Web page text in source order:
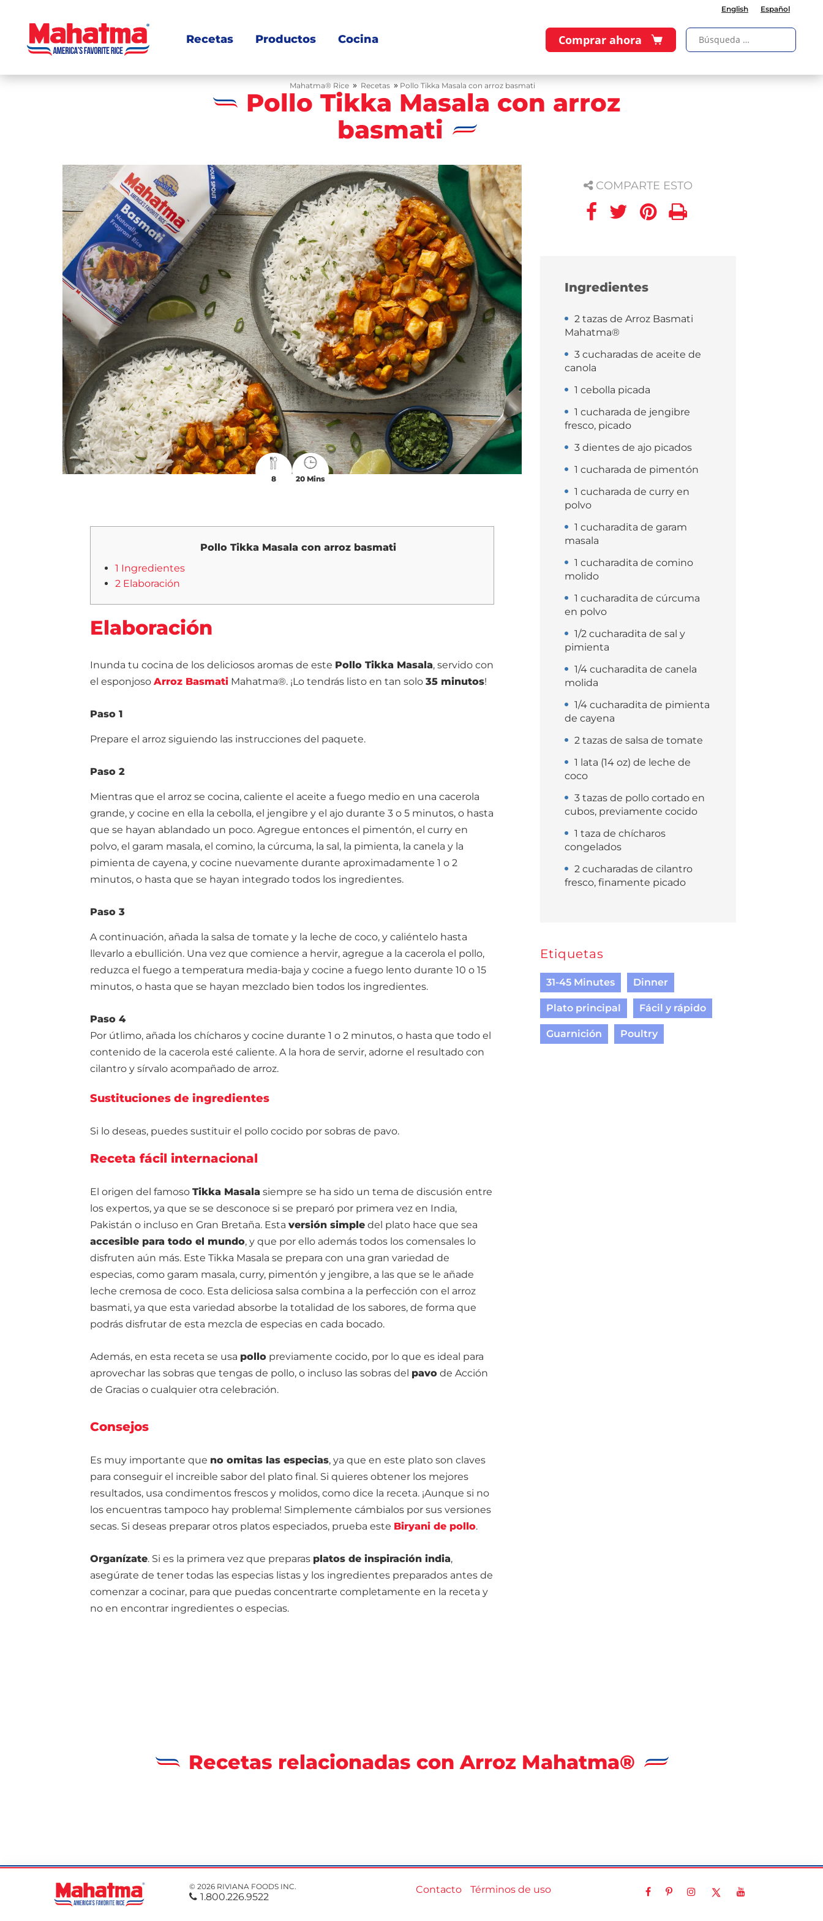
English Español
Recetas Productos Cocina Comprar ahora
Mahatma® Rice » Recetas » Pollo Tikka Masala con arroz basmati
Pollo Tikka Masala con arroz
basmati
8 20 Mins
COMPARTE ESTO
Ingredientes
2 tazas de Arroz Basmati
Mahatma®
3 cucharadas de aceite de
canola
1 cebolla picada
1 cucharada de jengibre
fresco, picado
3 dientes de ajo picados
1 cucharada de pimentón
1 cucharada de curry en
polvo
1 cucharadita de garam
masala
1 cucharadita de comino
molido
1 cucharadita de cúrcuma
en polvo
1/2 cucharadita de sal y
pimienta
1/4 cucharadita de canela
molida
1/4 cucharadita de pimienta
de cayena
2 tazas de salsa de tomate
1 lata (14 oz) de leche de
coco
3 tazas de pollo cortado en
cubos, previamente cocido
1 taza de chícharos
congelados
2 cucharadas de cilantro
fresco, finamente picado
Etiquetas
31-45 Minutes Dinner
Plato principal Fácil y rápido
Guarnición Poultry
Pollo Tikka Masala con arroz basmati
1 Ingredientes
2 Elaboración
Elaboración
Inunda tu cocina de los deliciosos aromas de este Pollo Tikka Masala, servido con
el esponjoso Arroz Basmati Mahatma®. ¡Lo tendrás listo en tan solo 35 minutos!
Paso 1
Prepare el arroz siguiendo las instrucciones del paquete.
Paso 2
Mientras que el arroz se cocina, caliente el aceite a fuego medio en una cacerola
grande, y cocine en ella la cebolla, el jengibre y el ajo durante 3 o 5 minutos, o hasta
que se hayan ablandado un poco. Agregue entonces el pimentón, el curry en
polvo, el garam masala, el comino, la cúrcuma, la sal, la pimienta, la canela y la
pimienta de cayena, y cocine nuevamente durante aproximadamente 1 o 2
minutos, o hasta que se hayan integrado todos los ingredientes.
Paso 3
A continuación, añada la salsa de tomate y la leche de coco, y caliéntelo hasta
llevarlo a ebullición. Una vez que comience a hervir, agregue a la cacerola el pollo,
reduzca el fuego a temperatura media-baja y cocine a fuego lento durante 10 o 15
minutos, o hasta que se hayan mezclado bien todos los ingredientes.
Paso 4
Por útlimo, añada los chícharos y cocine durante 1 o 2 minutos, o hasta que todo el
contenido de la cacerola esté caliente. A la hora de servir, adorne el resultado con
cilantro y sírvalo acompañado de arroz.
Sustituciones de ingredientes
Si lo deseas, puedes sustituir el pollo cocido por sobras de pavo.
Receta fácil internacional
El origen del famoso Tikka Masala siempre se ha sido un tema de discusión entre
los expertos, ya que se se desconoce si se preparó por primera vez en India,
Pakistán o incluso en Gran Bretaña. Esta versión simple del plato hace que sea
accesible para todo el mundo, y que por ello además todos los comensales lo
disfruten aún más. Este Tikka Masala se prepara con una gran variedad de
especias, como garam masala, curry, pimentón y jengibre, a las que se le añade
leche cremosa de coco. Esta deliciosa salsa combina a la perfección con el arroz
basmati, ya que esta variedad absorbe la totalidad de los sabores, de forma que
podrás disfrutar de esta mezcla de especias en cada bocado.
Además, en esta receta se usa pollo previamente cocido, por lo que es ideal para
aprovechar las sobras que tengas de pollo, o incluso las sobras del pavo de Acción
de Gracias o cualquier otra celebración.
Consejos
Es muy importante que no omitas las especias, ya que en este plato son claves
para conseguir el increible sabor del plato final. Si quieres obtener los mejores
resultados, usa condimentos frescos y molidos, como dice la receta. ¡Aunque si no
los encuentras tampoco hay problema! Simplemente cámbialos por sus versiones
secas. Si deseas preparar otros platos especiados, prueba este Biryani de pollo.
Organízate. Si es la primera vez que preparas platos de inspiración india,
asegúrate de tener todas las especias listas y los ingredientes preparados antes de
comenzar a cocinar, para que puedas concentrarte completamente en la receta y
no en encontrar ingredientes o especias.
Recetas relacionadas con Arroz Mahatma®
© 2026 RIVIANA FOODS INC.
1.800.226.9522
Contacto Términos de uso